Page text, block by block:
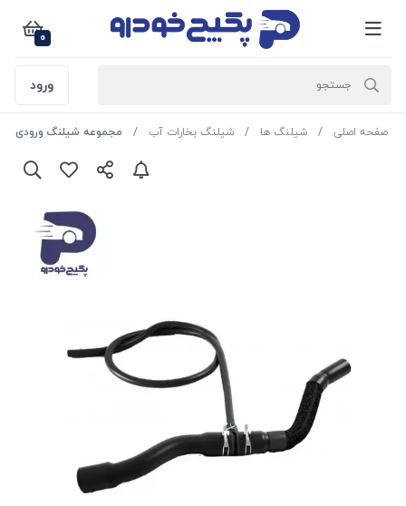
0
ورود
صفحه اصلی شیلنگ ها شیلنگ بخارات آب مجموعه شیلنگ ورودی اب بخاری